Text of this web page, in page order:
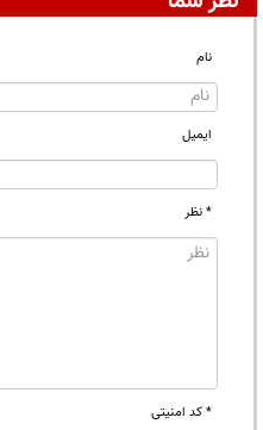
نام
ایمیل
* نظر
* کد امنیتی